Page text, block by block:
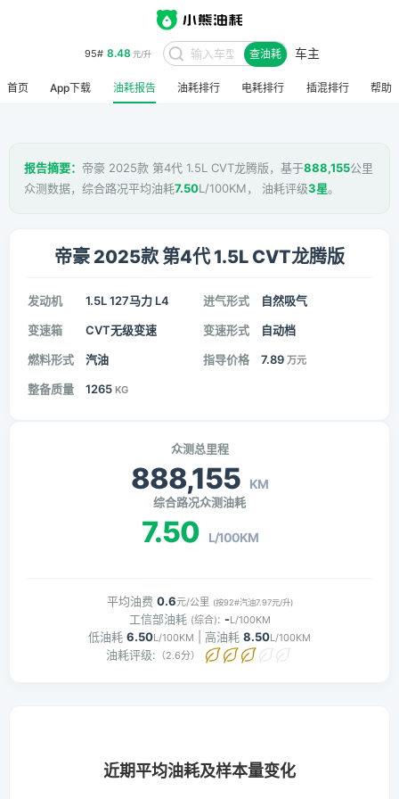
95# 8.48 元/升 查油耗 车主
首页 App下载 油耗报告 油耗排行 电耗排行 插混排行 帮助
报告摘要： 帝豪 2025款 第4代 1.5L CVT龙腾版，基于888,155公里
众测数据，综合路况平均油耗7.50L/100KM， 油耗评级3星。
帝豪 2025款 第4代 1.5L CVT龙腾版
发动机 1.5L 127马力 L4 进气形式 自然吸气
变速箱 CVT无级变速 变速形式 自动档
燃料形式 汽油 指导价格 7.89 万元
整备质量 1265 KG
众测总里程
888,155 KM
综合路况众测油耗
7.50 L/100KM
平均油费 0.6元/公里 (按92#汽油7.97元/升)
工信部油耗 (综合): -L/100KM
低油耗 6.50L/100KM | 高油耗 8.50L/100KM
油耗评级: （2.6分）